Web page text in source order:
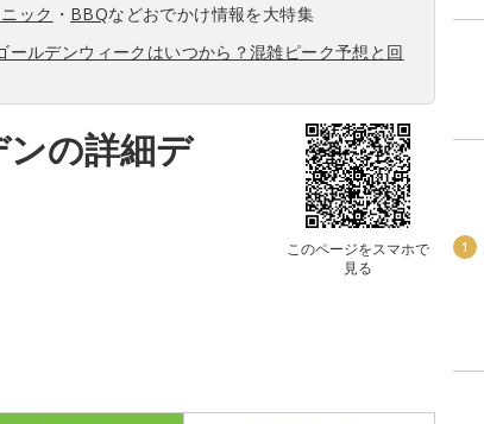
ック ・ BBQなどおでかけ情報を大特集
ールデンウィークはいつから？混雑ピーク予想と回
の詳細デ
このページをスマホで
見る
1